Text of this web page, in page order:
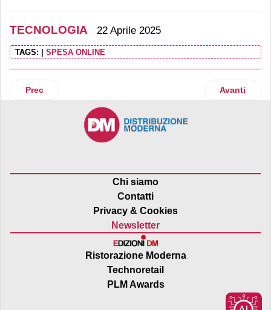
TECNOLOGIA 22 Aprile 2025
TAGS: SPESA ONLINE
Articolo precedente: Trade presenta "Trade analytics"
Prec Articolo
Avanti
Chi siamo
Contatti
Privacy & Cookies
Newsletter
Ristorazione Moderna
Technoretail
PLM Awards